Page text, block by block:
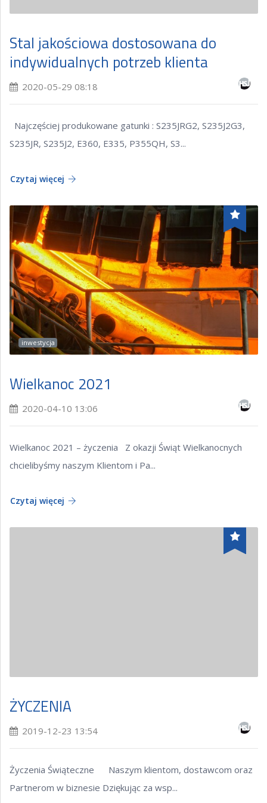
Stal jakościowa dostosowana do
indywidualnych potrzeb klienta
2020-05-29 08:18
Najczęściej produkowane gatunki : S235JRG2, S235J2G3,
S235JR, S235J2, E360, E335, P355QH, S3...
Czytaj więcej
inwestycja
Wielkanoc 2021
2020-04-10 13:06
Wielkanoc 2021 – życzenia Z okazji Świąt Wielkanocnych
chcielibyśmy naszym Klientom i Pa...
Czytaj więcej
ŻYCZENIA
2019-12-23 13:54
Życzenia Świąteczne Naszym klientom, dostawcom oraz
Partnerom w biznesie Dziękując za wsp...